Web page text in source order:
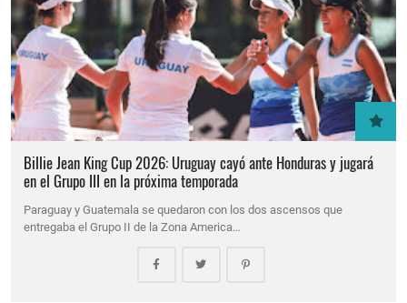
Billie Jean King Cup 2026: Uruguay cayó ante Honduras y jugará
en el Grupo III en la próxima temporada
Paraguay y Guatemala se quedaron con los dos ascensos que
entregaba el Grupo II de la Zona America…